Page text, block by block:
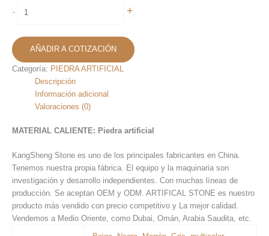
-
Stone
+
AÑADIR A COTIZACIÓN
Categoría: PIEDRA ARTIFICIAL
Descripción
Información adicional
Valoraciones (0)
MATERIAL CALIENTE: Piedra artificial
KangSheng Stone es uno de los principales fabricantes en China.
Tenemos nuestra propia fábrica. El equipo y la maquinaria son
investigación y desarrollo independientes. Con muchas líneas de
producción. Se aceptan OEM y ODM. ARTIFICAL STONE es nuestro
producto más vendido con precio competitivo y La mejor calidad.
Vendemos a Medio Oriente, como Dubai, Omán, Arabia Saudita, etc.